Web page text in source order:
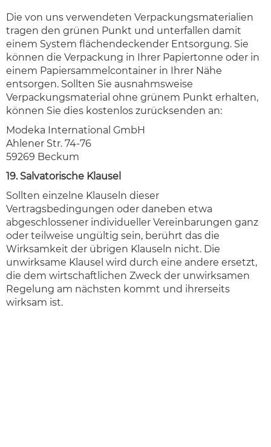
Die von uns verwendeten Verpackungsmaterialien
tragen den grünen Punkt und unterfallen damit
einem System flächendeckender Entsorgung. Sie
können die Verpackung in Ihrer Papiertonne oder in
einem Papiersammelcontainer in Ihrer Nähe
entsorgen. Sollten Sie ausnahmsweise
Verpackungsmaterial ohne grünem Punkt erhalten,
können Sie dies kostenlos zurücksenden an:
Modeka International GmbH
Ahlener Str. 74-76
59269 Beckum
19. Salvatorische Klausel
Sollten einzelne Klauseln dieser
Vertragsbedingungen oder daneben etwa
abgeschlossener individueller Vereinbarungen ganz
oder teilweise ungültig sein, berührt das die
Wirksamkeit der übrigen Klauseln nicht. Die
unwirksame Klausel wird durch eine andere ersetzt,
die dem wirtschaftlichen Zweck der unwirksamen
Regelung am nächsten kommt und ihrerseits
wirksam ist.